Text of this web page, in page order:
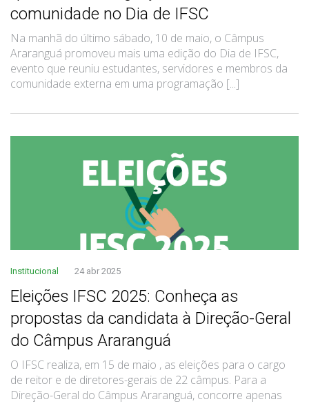
comunidade no Dia de IFSC
Na manhã do último sábado, 10 de maio, o Câmpus
Araranguá promoveu mais uma edição do Dia de IFSC,
evento que reuniu estudantes, servidores e membros da
comunidade externa em uma programação [...]
Institucional 24 abr 2025
Eleições IFSC 2025: Conheça as
propostas da candidata à Direção-Geral
do Câmpus Araranguá
O IFSC realiza, em 15 de maio , as eleições para o cargo
de reitor e de diretores-gerais de 22 câmpus. Para a
Direção-Geral do Câmpus Araranguá, concorre apenas